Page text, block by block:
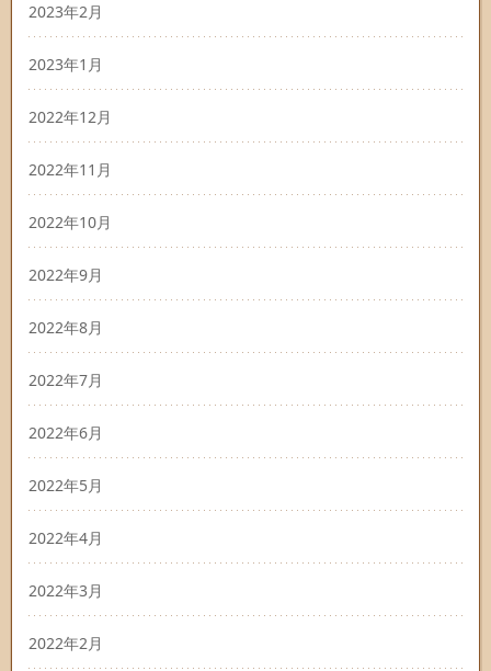
2023年2月
2023年1月
2022年12月
2022年11月
2022年10月
2022年9月
2022年8月
2022年7月
2022年6月
2022年5月
2022年4月
2022年3月
2022年2月